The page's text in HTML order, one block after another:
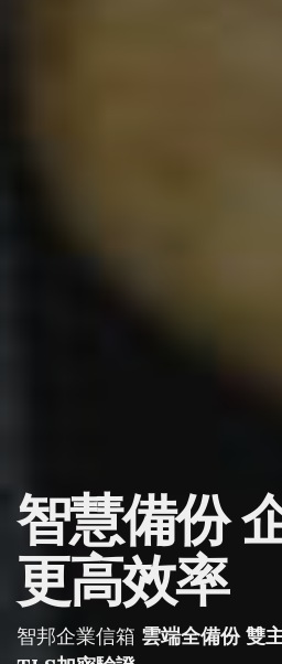
智慧備份
更高效率
智邦企業信箱 雲端全備份 雙